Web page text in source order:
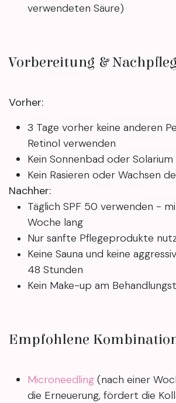
verwendeten Säure)
Vorbereitung &
Vorher:
3 Tage vorher keine anderen
Retinol verwenden
Kein Sonnenbad oder Solarium
Kein Rasieren oder Wachsen
Nachher:
Täglich SPF 50 verwenden -
Woche lang
Nur sanfte Pflegeprodukte
Keine Sauna und keine
48 Stunden
Kein Make-up am
Empfohlene
Microneedling (nach einer
die Erneuerung, fördert die